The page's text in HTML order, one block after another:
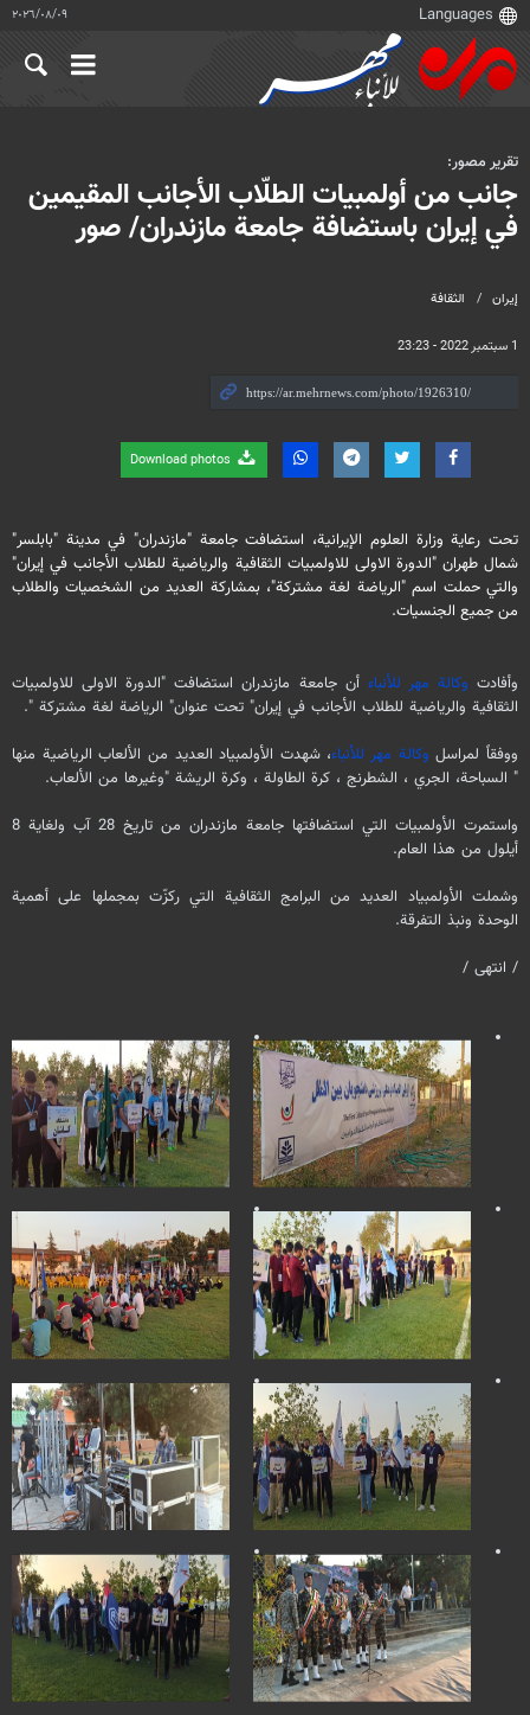
٠٩‏/٠٨‏/٢٠٢٦
إيران الثقافة
1 سبتمبر 2022 - 23:23
تقرير مصور:
جانب من أولمبيات الطلّاب الأجانب المقيمين
في إيران باستضافة جامعة مازندران/ صور
تحت رعاية وزارة العلوم الإيرانية، استضافت جامعة "مازندران" في مدينة "بابلسر"
شمال طهران "الدورة الاولى للاولمبيات الثقافية والرياضية للطلاب الأجانب في إيران"
والتي حملت اسم "الرياضة لغة مشتركة"، بمشاركة العديد من الشخصيات والطلاب
من جميع الجنسيات.
وأفادت وكالة مهر للأنباء أن جامعة مازندران استضافت "الدورة الاولى للاولمبيات
الثقافية والرياضية للطلاب الأجانب في إيران" تحت عنوان" الرياضة لغة مشتركة ".
ووفقاً لمراسل وكالة مهر للأنباء، شهدت الأولمبياد العديد من الألعاب الرياضية منها
" السباحة، الجري ، الشطرنج ، كرة الطاولة ، وكرة الريشة "وغيرها من الألعاب.
واستمرت الأولمبيات التي استضافتها جامعة مازندران من تاريخ 28 آب ولغاية 8
أيلول من هذا العام.
وشملت الأولمبياد العديد من البرامج الثقافية التي ركزّت بمجملها على أهمية
الوحدة ونبذ التفرقة.
/ انتهى /